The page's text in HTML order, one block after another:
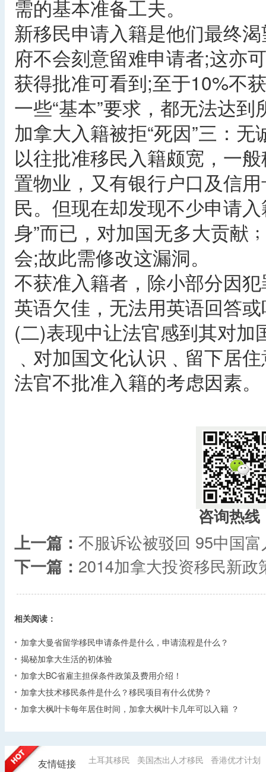
需的基本准备工夫。
新移民申请入籍是他们最终
府不会刻意留难申请者;这亦
获得批准可看到;至于10%不
一些“基本”要求，都无法达到
加拿大入籍被拒“死因”三：无
以往批准移民入籍颇宽，一
置物业，又有银行户口及信
民。但现在却发现不少申请
身”而已，对加国无多大贡献
会;故此需修改这漏洞。
不获准入籍者，除小部分因
英语欠佳，无法用英语回答
(二)表现中让法官感到其对
﹑对加国文化认识﹑留下居
法官不批准入籍的考虑因素。
咨询热线
上一篇： 不服诉讼被驳回 95中国
下一篇： 2014加拿大投资移民新政
相关阅读：
加拿大曼省留学移民申请条件是什么，申请流程是什么？
揭秘加拿大生活的初体验
加拿大BC省雇主担保条件政策及费用介绍！
加拿大技术移民条件是什么？移民项目有什么优势？
加拿大枫叶卡每年居住时间，加拿大枫叶卡几年可以入籍 ？
友情链接 土耳其移民 美国杰出人才移民 香港优才计划